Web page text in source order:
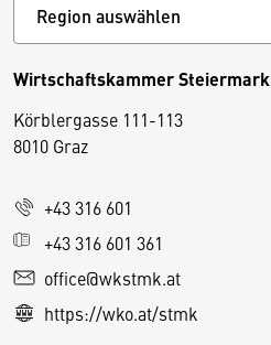
Wirtschaftskammer Steiermark
Körblergasse 111-113
8010 Graz
+43 316 601
+43 316 601 361
office@wkstmk.at
https://wko.at/stmk
D
i
s
e
S
e